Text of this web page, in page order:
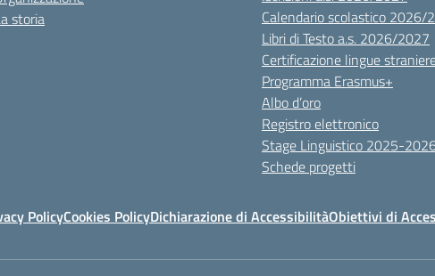
storia
Calendario scolastico 2026/
Libri di Testo a.s. 2026/2027
Certificazione lingue
Programma Erasmus+
Albo d’oro
Registro elettronico
Stage Linguistico 2025-
Schede progetti
PolicyCookies PolicyDichiarazione di AccessibilitàObiettivi di